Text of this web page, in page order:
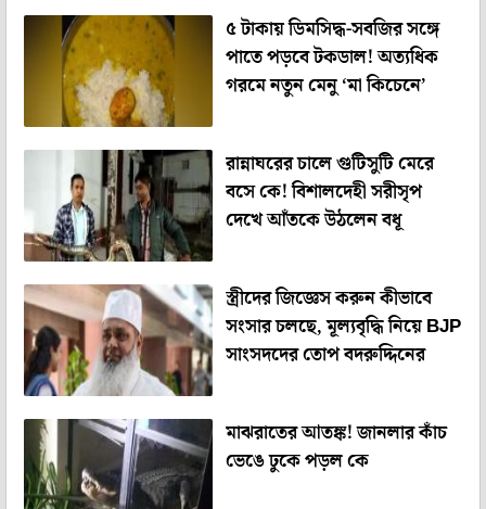
৫ টাকায় ডিমসিদ্ধ-সবজির সঙ্গে
পাতে পড়বে টকডাল! অত‌্যধিক
গরমে নতুন মেনু ‘মা কিচেনে’
রান্নাঘরের চালে গুটিসুটি মেরে
বসে কে! বিশালদেহী সরীসৃপ
দেখে আঁতকে উঠলেন বধূ
স্ত্রীদের জিজ্ঞেস করুন কীভাবে
সংসার চলছে, মূল্যবৃদ্ধি নিয়ে BJP
সাংসদদের তোপ বদরুদ্দিনের
মাঝরাতের আতঙ্ক! জানলার কাঁচ
ভেঙে ঢুকে পড়ল কে